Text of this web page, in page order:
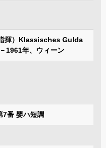
揮）Klassisches Gulda
1961年、ウィーン
7番 嬰ハ短調